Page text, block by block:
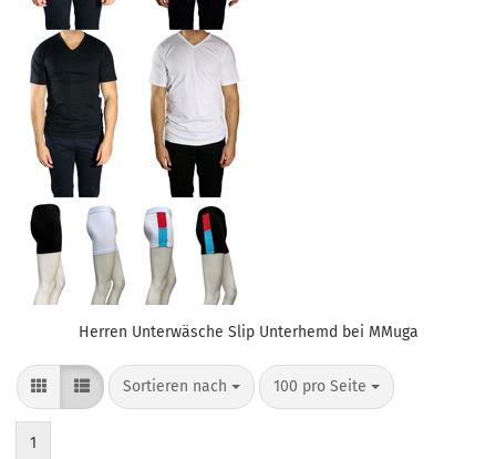
Herren Unterwäsche Slip Unterhemd bei MMuga
Sortieren nach
Sortieren nach 100 pro Seite
pro Seite
1